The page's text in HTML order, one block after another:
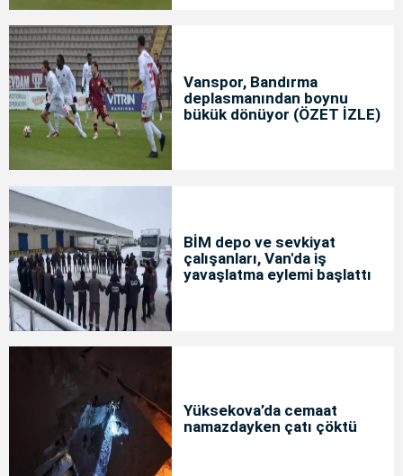
Vanspor, Bandırma
deplasmanından boynu
bükük dönüyor (ÖZET İZLE)
BİM depo ve sevkiyat
çalışanları, Van'da iş
yavaşlatma eylemi başlattı
Yüksekova’da cemaat
namazdayken çatı çöktü